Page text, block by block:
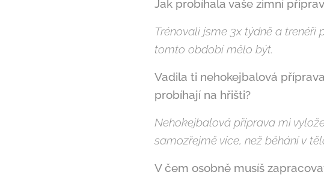
Jak probíhala vaše zimní
Trénovali jsme 3x týdně a
tomto období mělo být.
Vadila ti nehokejbalová
probíhají na hřišti?
Nehokejbalová příprava mi
samozřejmě více, než běhání v
V čem osobně musíš